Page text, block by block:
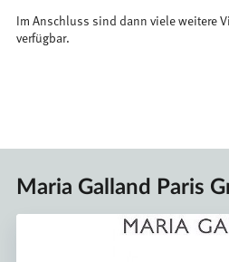
Im Anschluss sind dann viele weitere
verfügbar.
Maria Galland Paris